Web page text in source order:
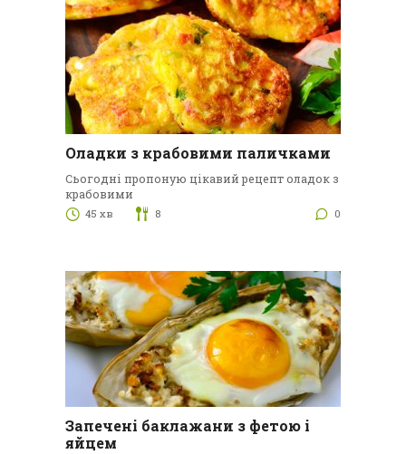
Оладки з крабовими паличками
Сьогодні пропоную цікавий рецепт оладок з
крабовими
45 хв 8 0
Запечені баклажани з фетою і
яйцем